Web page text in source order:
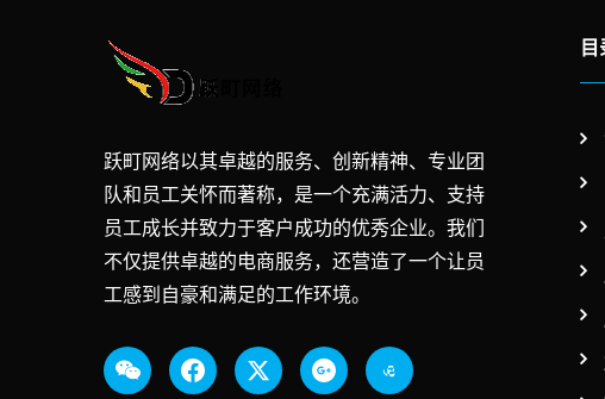
跃町网络以其卓越的服务、创新精神、专业团
队和员工关怀而著称，是一个充满活力、支持
员工成长并致力于客户成功的优秀企业。我们
不仅提供卓越的电商服务，还营造了一个让员
工感到自豪和满足的工作环境。